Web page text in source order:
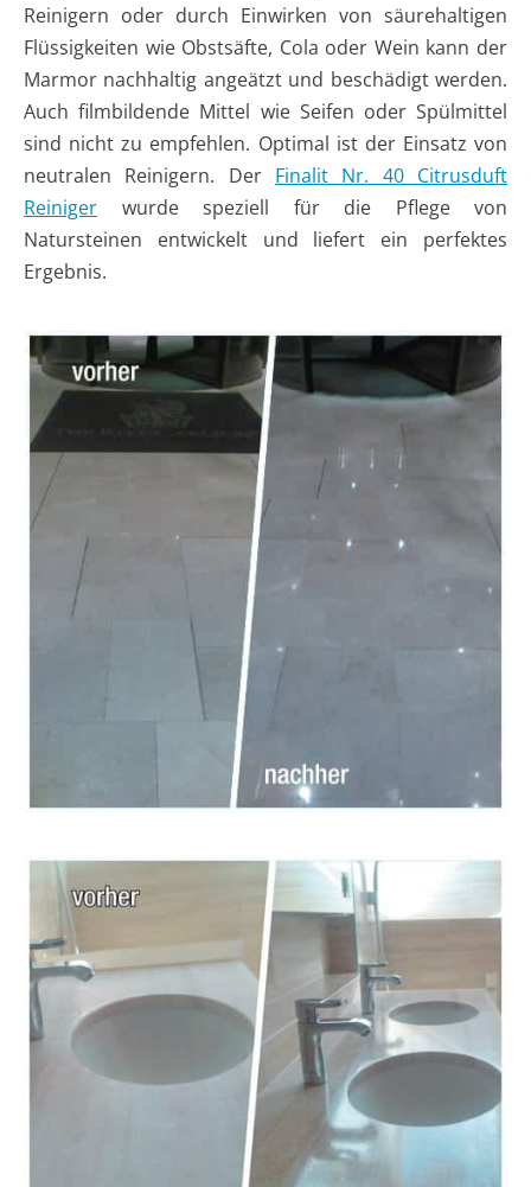
Reinigern oder durch Einwirken von säurehaltigen
Flüssigkeiten wie Obstsäfte, Cola oder Wein kann der
Marmor nachhaltig angeätzt und beschädigt werden.
Auch filmbildende Mittel wie Seifen oder Spülmittel
sind nicht zu empfehlen. Optimal ist der Einsatz von
neutralen Reinigern. Der Finalit Nr. 40 Citrusduft
Reiniger wurde speziell für die Pflege von
Natursteinen entwickelt und liefert ein perfektes
Ergebnis.